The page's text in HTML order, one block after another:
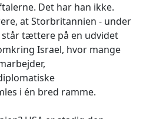
Det har han ikke.
at Storbritannien - under
tættere på en udvidet
Israel, hvor mange
i én bred ramme.